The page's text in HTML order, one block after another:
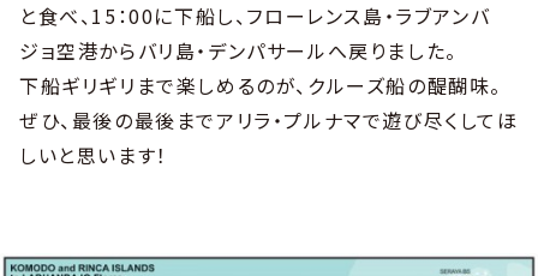
と食べ、15：00に下船し、フローレンス島・ラブアンバ
ジョ空港からバリ島・デンパサールへ戻りました。
下船ギリギリまで楽しめるのが、クルーズ船の醍醐味。
ぜひ、最後の最後までアリラ・プルナマで遊び尽くしてほ
しいと思います！